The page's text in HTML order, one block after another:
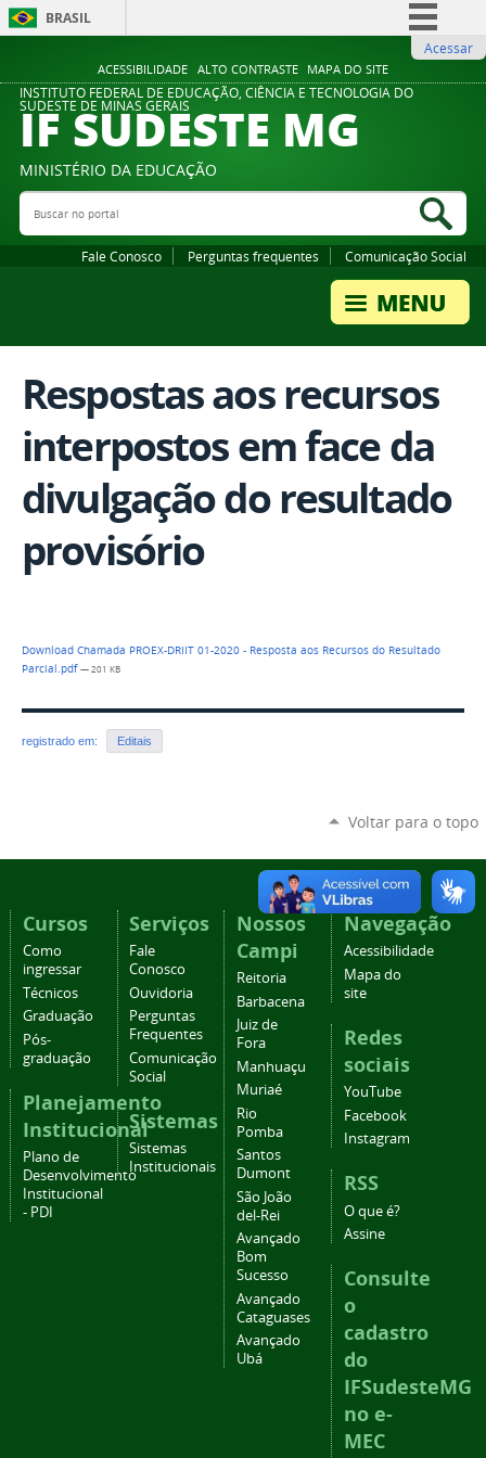
ACESSIBILIDADE ALTO CONTRASTE MAPA DO SITE
BRASIL
Comunica BR
Participe
Legislação
Acessar
INSTITUTO FEDERAL DE EDUCAÇÃO, CIÊNCIA E TECNOLOGIA DO
SUDESTE DE MINAS GERAIS
IF SUDESTE MG
MINISTÉRIO DA EDUCAÇÃO
Buscar no portal
Fale Conosco Perguntas frequentes Comunicação Social
Respostas aos recursos
interpostos em face da
divulgação do resultado
provisório
Download Chamada PROEX-DRIIT 01-2020 - Resposta aos Recursos do Resultado
Parcial.pdf— 201 KB
registrado em: Editais
Voltar para o topo
Cursos
Como
ingressar
Técnicos
Graduação
Pós-
graduação
Planejamento
Institucional
Plano de
Desenvolvimento
Institucional
- PDI
Serviços
Fale
Conosco
Ouvidoria
Perguntas
Frequentes
Comunicação
Social
Sistemas
Sistemas
Institucionais
Nossos
Campi
Reitoria
Barbacena
Juiz de
Fora
Manhuaçu
Muriaé
Rio
Pomba
Santos
Dumont
São João
del-Rei
Avançado
Bom
Sucesso
Avançado
Cataguases
Avançado
Ubá
Navegação
Acessibilidade
Mapa do
site
Redes
sociais
YouTube
Facebook
Instagram
RSS
O que é?
Assine
Consulte
o
cadastro
do
IFSudesteMG
no e-
MEC